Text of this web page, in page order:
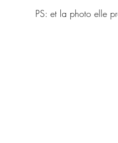
PS: et la photo elle